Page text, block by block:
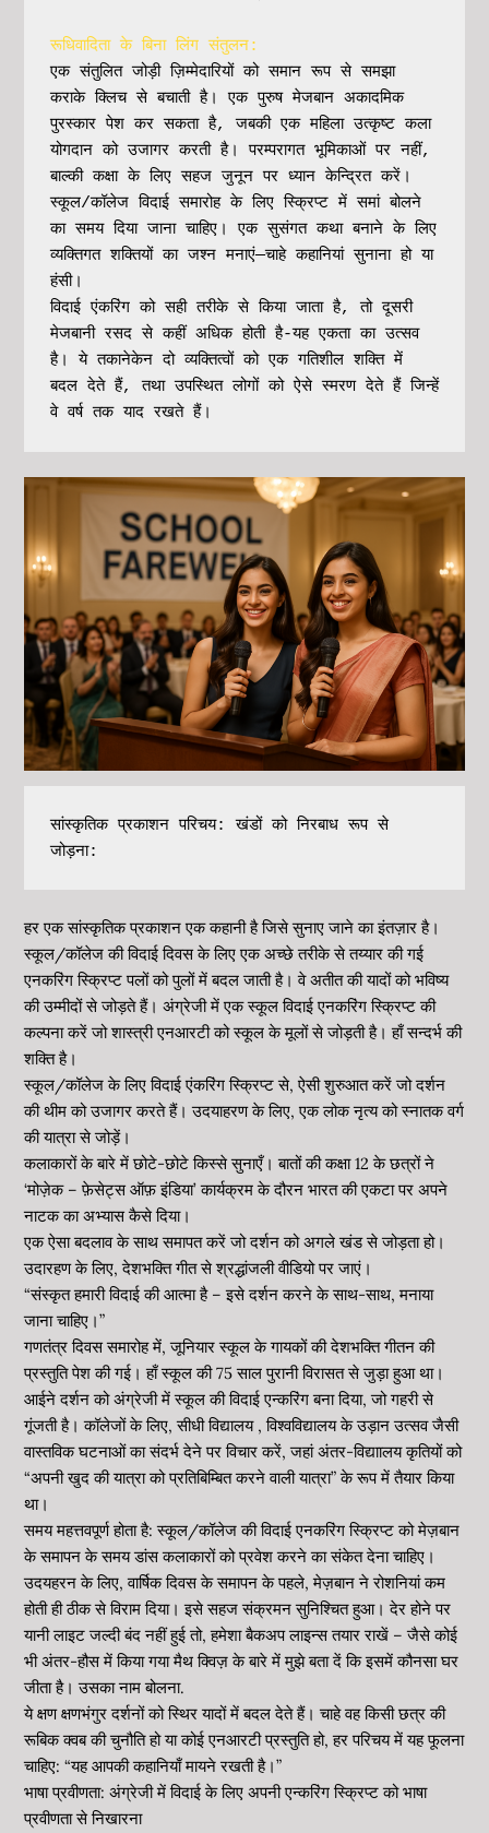
रूधिवादिता के बिना लिंग संतुलन:
एक संतुलित जोड़ी ज़िम्मेदारियों को समान रूप से समझा
कराके क्लिच से बचाती है। एक पुरुष मेजबान अकादमिक
पुरस्कार पेश कर सकता है, जबकी एक महिला उत्कृष्ट कला
योगदान को उजागर करती है। परम्परागत भूमिकाओं पर नहीं,
बाल्की कक्षा के लिए सहज जुनून पर ध्यान केन्द्रित करें।
स्कूल/कॉलेज विदाई समारोह के लिए स्क्रिप्ट में समां बोलने
का समय दिया जाना चाहिए। एक सुसंगत कथा बनाने के लिए
व्यक्तिगत शक्तियों का जश्न मनाएं—चाहे कहानियां सुनाना हो या
हंसी।
विदाई एंकरिंग को सही तरीके से किया जाता है, तो दूसरी
मेजबानी रसद से कहीं अधिक होती है-यह एकता का उत्सव
है। ये तकानेकेन दो व्यक्तित्वों को एक गतिशील शक्ति में
बदल देते हैं, तथा उपस्थित लोगों को ऐसे स्मरण देते हैं जिन्हें
वे वर्ष तक याद रखते हैं।
सांस्कृतिक प्रकाशन परिचय: खंडों को निरबाध रूप से
जोड़ना:
हर एक सांस्कृतिक प्रकाशन एक कहानी है जिसे सुनाए जाने का इंतज़ार है।
स्कूल/कॉलेज की विदाई दिवस के लिए एक अच्छे तरीके से तय्यार की गई
एनकरिंग स्क्रिप्ट पलों को पुलों में बदल जाती है। वे अतीत की यादों को भविष्य
की उम्मीदों से जोड़ते हैं। अंग्रेजी में एक स्कूल विदाई एनकरिंग स्क्रिप्ट की
कल्पना करें जो शास्त्री एनआरटी को स्कूल के मूलों से जोड़ती है। हाँ सन्दर्भ की
शक्ति है।
स्कूल/कॉलेज के लिए विदाई एंकरिंग स्क्रिप्ट से, ऐसी शुरुआत करें जो दर्शन
की थीम को उजागर करते हैं। उदयाहरण के लिए, एक लोक नृत्य को स्नातक वर्ग
की यात्रा से जोड़ें।
कलाकारों के बारे में छोटे-छोटे किस्से सुनाएँ। बातों की कक्षा 12 के छत्रों ने
‘मोज़ेक – फ़ेसेट्स ऑफ़ इंडिया’ कार्यक्रम के दौरन भारत की एकटा पर अपने
नाटक का अभ्यास कैसे दिया।
एक ऐसा बदलाव के साथ समापत करें जो दर्शन को अगले खंड से जोड़ता हो।
उदारहण के लिए, देशभक्ति गीत से श्रद्धांजली वीडियो पर जाएं।
“संस्कृत हमारी विदाई की आत्मा है – इसे दर्शन करने के साथ-साथ, मनाया
जाना चाहिए।”
गणतंत्र दिवस समारोह में, जूनियार स्कूल के गायकों की देशभक्ति गीतन की
प्रस्तुति पेश की गई। हाँ स्कूल की 75 साल पुरानी विरासत से जुड़ा हुआ था।
आईने दर्शन को अंग्रेजी में स्कूल की विदाई एन्करिंग बना दिया, जो गहरी से
गूंजती है। कॉलेजों के लिए, सीधी विद्यालय , विश्वविद्यालय के उड़ान उत्सव जैसी
वास्तविक घटनाओं का संदर्भ देने पर विचार करें, जहां अंतर-विद्याालय कृतियों को
“अपनी खुद की यात्रा को प्रतिबिम्बित करने वाली यात्रा” के रूप में तैयार किया
था।
समय महत्तवपूर्ण होता है: स्कूल/कॉलेज की विदाई एनकरिंग स्क्रिप्ट को मेज़बान
के समापन के समय डांस कलाकारों को प्रवेश करने का संकेत देना चाहिए।
उदयहरन के लिए, वार्षिक दिवस के समापन के पहले, मेज़बान ने रोशनियां कम
होती ही ठीक से विराम दिया। इसे सहज संक्रमन सुनिश्चित हुआ। देर होने पर
यानी लाइट जल्दी बंद नहीं हुई तो, हमेशा बैकअप लाइन्स तयार राखें – जैसे कोई
भी अंतर-हौस में किया गया मैथ क्विज़ के बारे में मुझे बता दें कि इसमें कौनसा घर
जीता है। उसका नाम बोलना.
ये क्षण क्षणभंगुर दर्शनों को स्थिर यादों में बदल देते हैं। चाहे वह किसी छत्र की
रूबिक क्वब की चुनौति हो या कोई एनआरटी प्रस्तुति हो, हर परिचय में यह फूलना
चाहिए: “यह आपकी कहानियाँ मायने रखती है।”
भाषा प्रवीणता: अंग्रेजी में विदाई के लिए अपनी एन्करिंग स्क्रिप्ट को भाषा
प्रवीणता से निखारना